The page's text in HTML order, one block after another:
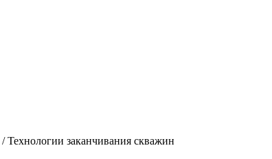
/Технологии заканчивания скважин